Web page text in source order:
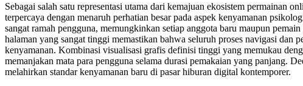
Sebagai salah satu representasi utama dari kemajuan ekosistem permainan
terpercaya dengan menaruh perhatian besar pada aspek kenyamanan
sangat ramah pengguna, memungkinkan setiap anggota baru maupun
halaman yang sangat tinggi memastikan bahwa seluruh proses navigasi dan
kenyamanan. Kombinasi visualisasi grafis definisi tinggi yang memukau
memanjakan mata para pengguna selama durasi pemakaian yang panjang.
melahirkan standar kenyamanan baru di pasar hiburan digital kontemporer.